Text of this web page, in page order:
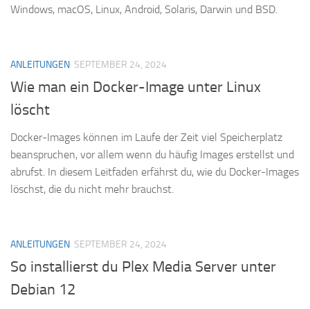
Windows, macOS, Linux, Android, Solaris, Darwin und BSD.
ANLEITUNGEN SEPTEMBER 24, 2024
Wie man ein Docker-Image unter Linux
löscht
Docker-Images können im Laufe der Zeit viel Speicherplatz
beanspruchen, vor allem wenn du häufig Images erstellst und
abrufst. In diesem Leitfaden erfährst du, wie du Docker-Images
löschst, die du nicht mehr brauchst.
ANLEITUNGEN SEPTEMBER 24, 2024
So installierst du Plex Media Server unter
Debian 12